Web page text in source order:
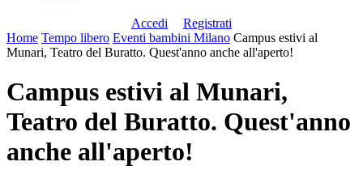
Accedi
Registrati
Home Tempo libero Eventi bambini Milano Campus estivi al
Munari, Teatro del Buratto. Quest'anno anche all'aperto!
Campus estivi al Munari,
Teatro del Buratto. Quest'anno
anche all'aperto!